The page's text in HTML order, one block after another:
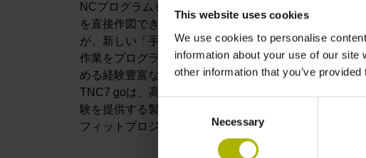
This website uses cookies
We use cookies to personalise
information about your use of our
other information that you’ve
Consent
Selection
Necessary
NCプログラムを作成する代わりに、タッチスクリーン
を直接作図できます。そしてCNC装置はこれらの動作
が、新しい「手動サイクル」機能です。これにより、
作業をプログラミングなしで実行できます。これらの
める経験豊富な専門家にとって理想的であると同時に
TNC7 goは、高い生産性、短期間で習得できる操作性
験を提供する製品です。TNC7 goは、最先端の職業訓
フィットプロジェクトのニーズに的確に応えるよう設計